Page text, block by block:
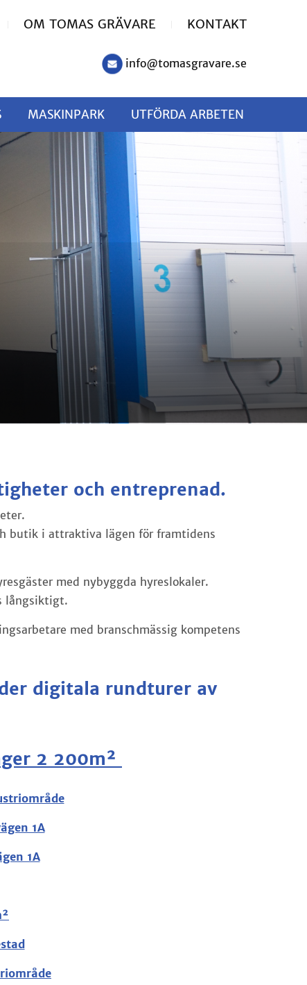
OM TOMAS GRÄVARE KONTAKT
info@tomasgravare.se
MASKINPARK UTFÖRDA ARBETEN
och entreprenad.
butik i attraktiva lägen för framtidens
med nybyggda hyreslokaler.
långsiktigt.
med branschmässig kompetens
digitala rundturer av
2 200m²
1A
1A